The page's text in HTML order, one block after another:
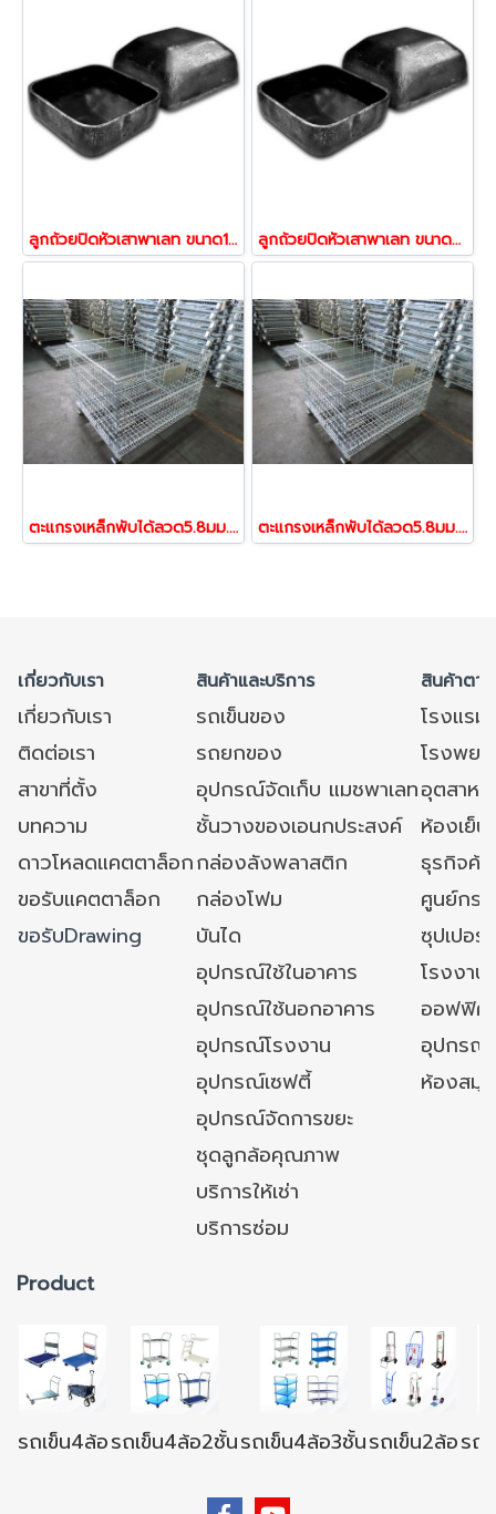
ลูกถ้วยปิดหัวเสาพาเลท ขนาด100x100x50mm.หนา3.2mm. ลูกถ้วย ถ้วยขาพาเลท ถ้วยพาเลท ลูกถ้วยปิดหัวเสาพาเลท ขนาด45x45x19mm.หนา2mm. ลูกถ้วย ถ้วยขาพาเลท ถ้วยพาเลท
ตะแกรงเหล็กพับได้ลวด5.8มม.100X120x89cm.(800-1000kg)แมชพาเลท ตะกร้าเก็บของ/เคลื่อนย้ายได้/วางทับได้ ชั้นวางสินค้า / ตะแกรงเหล็กกรงแมว รถเข็นเหล็กตะแกงพับได้ พาเล็ตตาแกรง pallet mesh ตะแกรงเหล็กพับได้ลวด5.8มม.80X100x84cm(800-1000kg) แมชพาเลท ตะกร้าเก็บของ/เคลื่อนย้ายได้/วางทับได้ ชั้นวางสินค้า / ตะแกรงเหล็กกรงแมว รถเข็นเหล็กตะแกงพับได้ พาเล็ตตาแกรง pallet mesh
เกี่ยวกับเรา สินค้าและบริการ สินค้าตา
เกี่ยวกับเรา รถเข็นของ
โรงแร
ติดต่อเรา
รถยกของ
โรงพย
สาขาที่ตั้ง
อุปกรณ์จัดเก็บ แมชพาเลทอุตสาหก
บทความ
ชั้นวางของเอนกประสงค์
ห้องเย็
ดาวโหลดแคตตาล็อกกล่องลังพลาสติก
ธุรกิจค้
ขอรับแคตตาล็อก
กล่องโฟม
ศูนย์กร
ขอรับDrawing
บันได
ซุปเปอ
อุปกรณ์ใช้ในอาคาร
โรงงา
อุปกรณ์ใช้นอกอาคาร
ออฟฟิศ/
อุปกรณ์โรงงาน
อุปกรณ์
อุปกรณ์เซฟตี้
ห้องสมุ
อุปกรณ์จัดการขยะ
ชุดลูกล้อคุณภาพ
บริการให้เช่า
บริการซ่อม
Product
รถเข็น4ล้อรถเข็น4ล้อ2ชั้นรถเข็น4ล้อ3ชั้นรถเข็น2ล้อรถ